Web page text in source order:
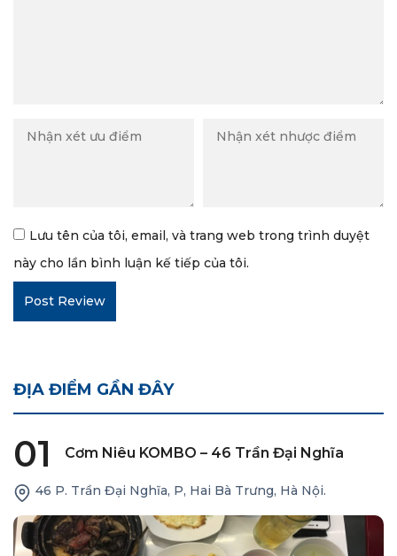
Lưu tên của tôi, email, và trang web trong trình duyệt
này cho lần bình luận kế tiếp của tôi.
ĐỊA ĐIỂM GẦN ĐÂY
01 Cơm Niêu KOMBO – 46 Trần Đại Nghĩa
46 P. Trần Đại Nghĩa, P, Hai Bà Trưng, Hà Nội.